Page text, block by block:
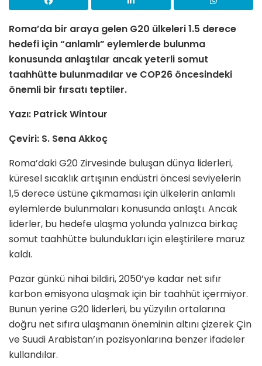
Roma’da bir araya gelen G20 ülkeleri 1.5 derece
hedefi için “anlamlı” eylemlerde bulunma
konusunda anlaştılar ancak yeterli somut
taahhütte bulunmadılar ve COP26 öncesindeki
önemli bir fırsatı teptiler.
Yazı: Patrick Wintour
Çeviri: S. Sena Akkoç
Roma’daki G20 Zirvesinde buluşan dünya liderleri,
küresel sıcaklık artışının endüstri öncesi seviyelerin
1,5 derece üstüne çıkmaması için ülkelerin anlamlı
eylemlerde bulunmaları konusunda anlaştı. Ancak
liderler, bu hedefe ulaşma yolunda yalnızca birkaç
somut taahhütte bulundukları için eleştirilere maruz
kaldı.
Pazar günkü nihai bildiri, 2050’ye kadar net sıfır
karbon emisyona ulaşmak için bir taahhüt içermiyor.
Bunun yerine G20 liderleri, bu yüzyılın ortalarına
doğru net sıfıra ulaşmanın öneminin altını çizerek Çin
ve Suudi Arabistan’ın pozisyonlarına benzer ifadeler
kullandılar.